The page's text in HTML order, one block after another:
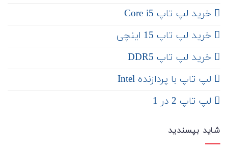
خرید لپ تاپ Core i5
‌‌ خرید لپ تاپ 15 اینچی
خرید لپ تاپ DDR5
لپ تاپ با پردازنده Intel
لپ تاپ 2 در 1
شاید بپسندید